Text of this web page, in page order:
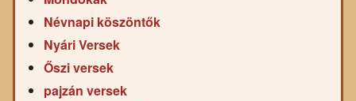
Névnapi köszöntők
Nyári Versek
Őszi versek
pajzán versek